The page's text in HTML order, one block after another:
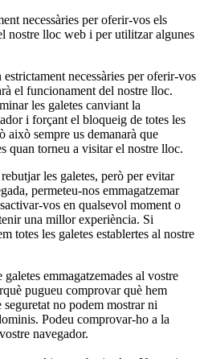
necessàries per oferir-vos els
nostre lloc web i per utilitzar algunes
estrictament necessàries per oferir-vos
el funcionament del nostre lloc.
les galetes canviant la
i forçant el bloqueig de totes les
això sempre us demanarà que
quan torneu a visitar el nostre lloc.
les galetes, però per evitar
permeteu-nos emmagatzemar
vos en qualsevol moment o
una millor experiència. Si
totes les galetes establertes al nostre
emmagatzemades al vostre
pugueu comprovar què hem
no podem mostrar ni
Podeu comprovar-ho a la
navegador.